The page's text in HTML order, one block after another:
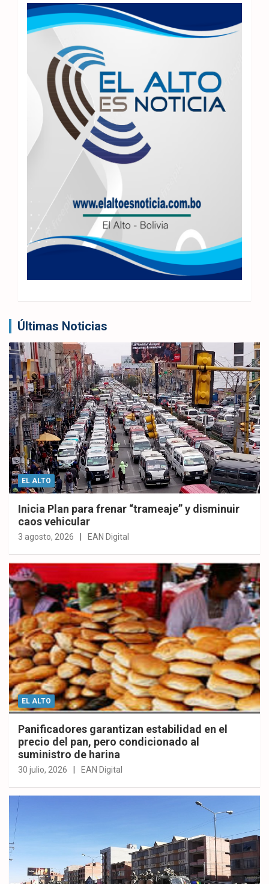
Últimas Noticias
EL ALTO
Inicia Plan para frenar “trameaje” y disminuir
caos vehicular
3 agosto, 2026 EAN Digital
EL ALTO
Panificadores garantizan estabilidad en el
precio del pan, pero condicionado al
suministro de harina
30 julio, 2026 EAN Digital